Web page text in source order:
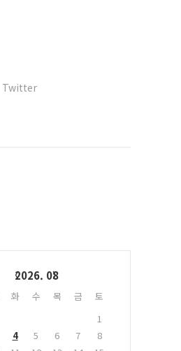
Twitter
2026. 08
화 수 목 금
토
1
4 5 6 7
8